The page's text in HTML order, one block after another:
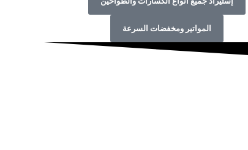
المواتير ومخفضات السرعة